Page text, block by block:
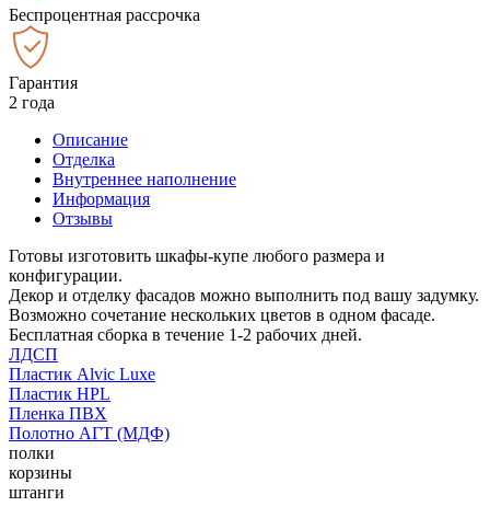
Беспроцентная рассрочка
Гарантия
2 года
Описание
Отделка
Внутреннее наполнение
Информация
Отзывы
Готовы изготовить шкафы-купе любого размера и
конфигурации.
Декор и отделку фасадов можно выполнить под вашу задумку.
Возможно сочетание нескольких цветов в одном фасаде.
Бесплатная сборка в течение 1-2 рабочих дней.
ЛДСП
Пластик Alvic Luxe
Пластик HPL
Пленка ПВХ
Полотно АГТ (МДФ)
полки
корзины
штанги